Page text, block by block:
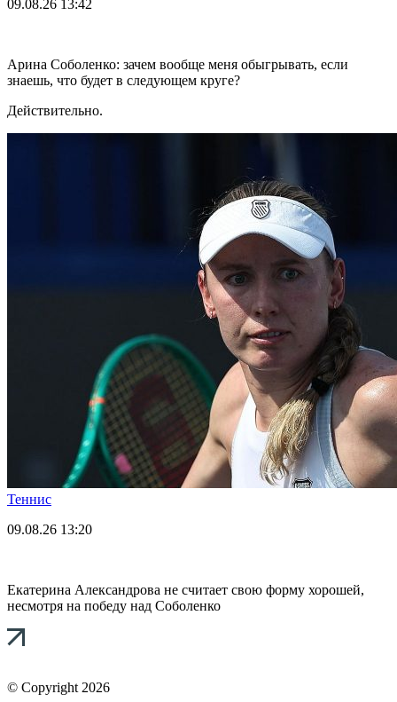
09.08.26 13:42
Арина Соболенко: зачем вообще меня обыгрывать, если
знаешь, что будет в следующем круге?
Действительно.
Теннис
09.08.26 13:20
Екатерина Александрова не считает свою форму хорошей,
несмотря на победу над Соболенко
© Copyright 2026